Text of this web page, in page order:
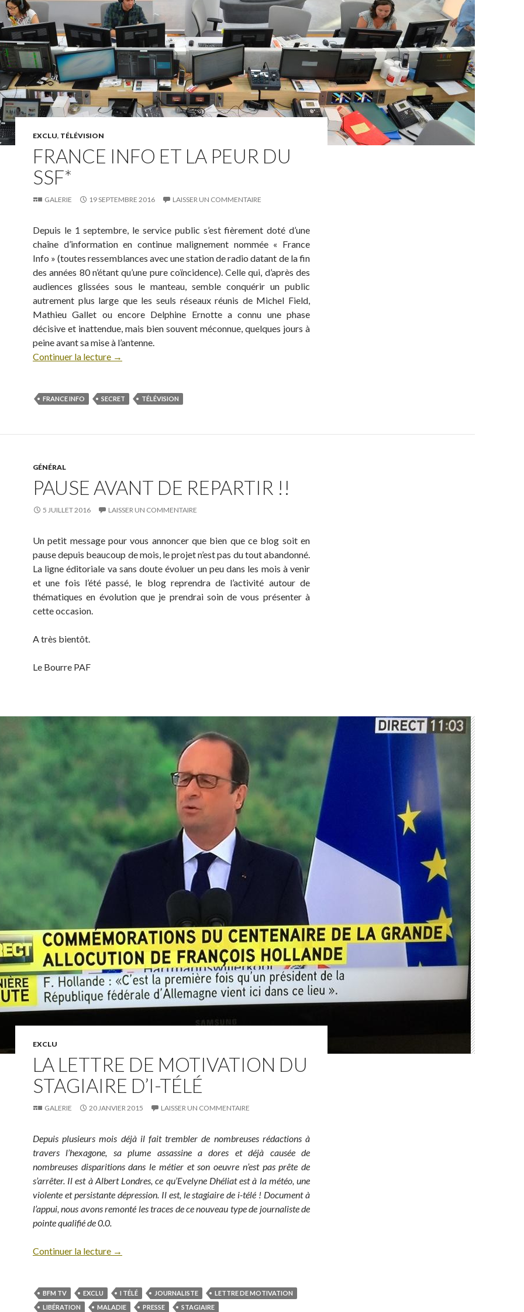
EXCLU, TÉLÉVISION
FRANCE INFO ET LA PEUR DU
SSF*
GALERIE 19 SEPTEMBRE 2016 LAISSER UN COMMENTAIRE
Depuis le 1 septembre, le service public s’est fièrement doté d’une
chaîne d’information en continue malignement nommée « France
Info » (toutes ressemblances avec une station de radio datant de la fin
des années 80 n’étant qu’une pure coïncidence). Celle qui, d’après des
audiences glissées sous le manteau, semble conquérir un public
autrement plus large que les seuls réseaux réunis de Michel Field,
Mathieu Gallet ou encore Delphine Ernotte a connu une phase
décisive et inattendue, mais bien souvent méconnue, quelques jours à
peine avant sa mise à l’antenne.
Continuer la lecture →
FRANCE INFO SECRET TÉLÉVISION
GÉNÉRAL
PAUSE AVANT DE REPARTIR !!
5 JUILLET 2016 LAISSER UN COMMENTAIRE
Un petit message pour vous annoncer que bien que ce blog soit en
pause depuis beaucoup de mois, le projet n’est pas du tout abandonné.
La ligne éditoriale va sans doute évoluer un peu dans les mois à venir
et une fois l’été passé, le blog reprendra de l’activité autour de
thématiques en évolution que je prendrai soin de vous présenter à
cette occasion.
A très bientôt.
Le Bourre PAF
EXCLU
LA LETTRE DE MOTIVATION DU
STAGIAIRE D’I-TÉLÉ
GALERIE 20 JANVIER 2015 LAISSER UN COMMENTAIRE
Depuis plusieurs mois déjà il fait trembler de nombreuses rédactions à
travers l’hexagone, sa plume assassine a dores et déjà causée de
nombreuses disparitions dans le métier et son oeuvre n’est pas prête de
s’arrêter. Il est à Albert Londres, ce qu’Evelyne Dhéliat est à la météo, une
violente et persistante dépression. Il est, le stagiaire de i-télé ! Document à
l’appui, nous avons remonté les traces de ce nouveau type de journaliste de
pointe qualifié de 0.0.
Continuer la lecture →
BFM TV EXCLU I TÉLÉ JOURNALISTE
LETTRE DE MOTIVATION
LIBÉRATION
MALADIE PRESSE STAGIAIRE